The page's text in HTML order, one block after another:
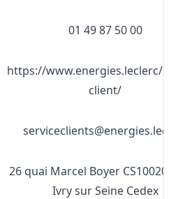
01 49 87 50 00
https://www.energies.leclerc/
client/
26 quai Marcel Boyer CS10020
Ivry sur Seine Cedex